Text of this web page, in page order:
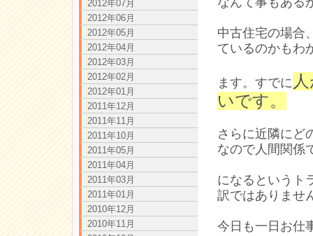
中古住宅の場合
ているのかもわ
ます。すでに
いです。
さらに近隣にど
なので人間関係
になるというト
訳ではありませ
今日も一日お仕
2012年07月
2012年06月
2012年05月
2012年04月
2012年03月
2012年02月
2012年01月
2011年12月
2011年11月
2011年10月
2011年05月
2011年04月
2011年03月
2011年01月
2010年12月
2010年11月